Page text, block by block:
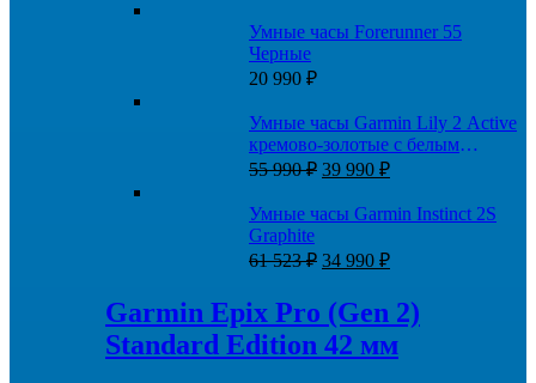
Умные часы Forerunner 55
Черные
20 990 ₽
Умные часы Garmin Lily 2 Active
кремово-золотые с белым
силиконовым ремешком
55 990₽ Первоначальная
составляла
55
990 ₽.
39 990 ₽Текущая
39
Умные часы Garmin Instinct 2S
Graphite
61 523₽ Первоначальная
составляла
61
523 ₽.
34 990 ₽Текущая
34
990 ₽.
Garmin Epix Pro (Gen 2)
Standard Edition 42 мм